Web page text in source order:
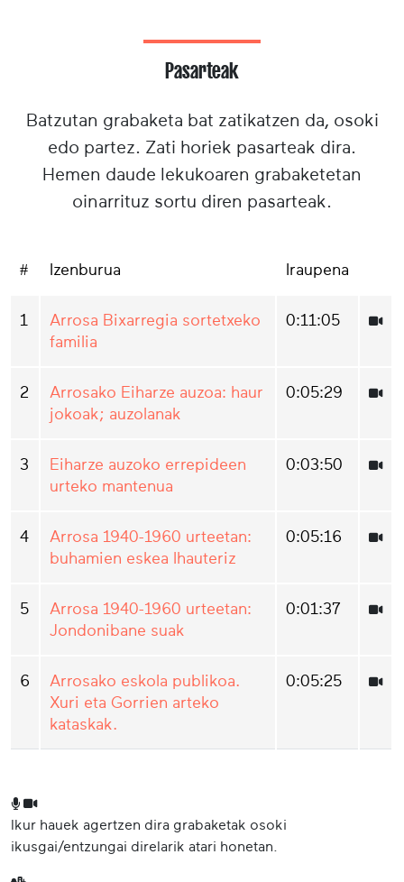
Pasarteak
Batzutan grabaketa bat zatikatzen da, osoki
edo partez. Zati horiek pasarteak dira.
Hemen daude lekukoaren grabaketetan
oinarrituz sortu diren pasarteak.
# Izenburua Iraupena
1
Arrosa Bixarregia sortetxeko
familia
0:11:05
2
Arrosako Eiharze auzoa: haur
jokoak; auzolanak
0:05:29
3
Eiharze auzoko errepideen
urteko mantenua
0:03:50
4
Arrosa 1940-1960 urteetan:
buhamien eskea Ihauteriz
0:05:16
5
Arrosa 1940-1960 urteetan:
Jondonibane suak
0:01:37
6
Arrosako eskola publikoa.
Xuri eta Gorrien arteko
kataskak.
0:05:25
Ikur hauek agertzen dira grabaketak osoki
ikusgai/entzungai direlarik atari honetan.